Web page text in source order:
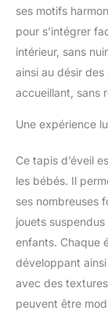
ses motifs
pour s’intégrer
intérieur, sans
ainsi au désir
accueillant, sans
Une expérience
Ce tapis d’éveil
les bébés. Il
ses nombreuses
jouets
enfants. Chaque
développant
avec des
peuvent être